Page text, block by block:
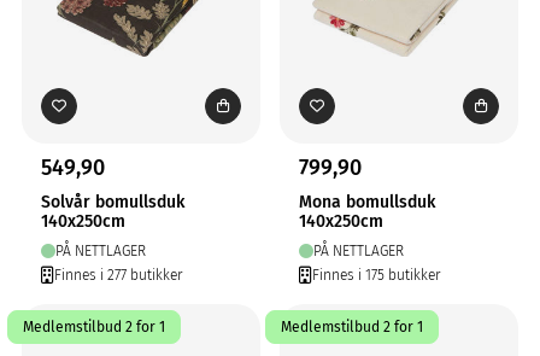
549,90
Solvår bomullsduk
140x250cm
PÅ NETTLAGER
Finnes i 277 butikker
799,90
Mona bomullsduk
140x250cm
PÅ NETTLAGER
Finnes i 175 butikker
Medlemstilbud 2 for 1 Medlemstilbud 2 for 1